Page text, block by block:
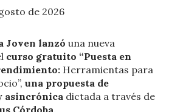
de 2026
Joven lanzó una nueva
curso gratuito “Puesta en
Herramientas para
una propuesta de
asincrónica dictada a través de
Córdoba.